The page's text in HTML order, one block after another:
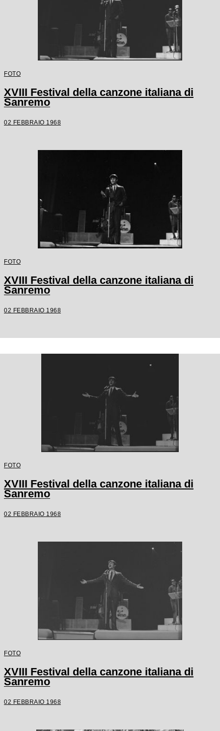
FOTO
XVIII Festival della canzone italiana di
Sanremo
02 FEBBRAIO 1968
FOTO
XVIII Festival della canzone italiana di
Sanremo
02 FEBBRAIO 1968
FOTO
XVIII Festival della canzone italiana di
Sanremo
02 FEBBRAIO 1968
FOTO
XVIII Festival della canzone italiana di
Sanremo
02 FEBBRAIO 1968